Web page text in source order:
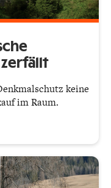
zerfällt
keine
im Raum.